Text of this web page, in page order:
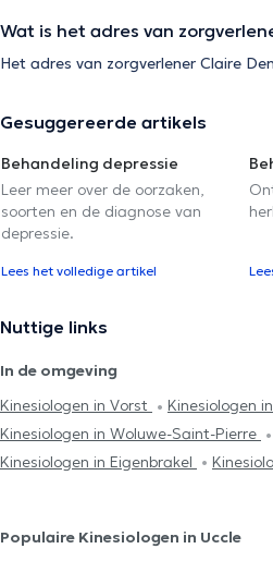
Wat is het adres van
Het adres van zorgverlener Claire
Gesuggereerde artikels
Behandeling depressie
Leer meer over de oorzaken,
soorten en de diagnose van
depressie.
Lees het volledige artikel
Nuttige links
In de omgeving
Kinesiologen in Vorst
Kinesiologen
Kinesiologen in Woluwe-Saint-Pierre
Kinesiologen in Eigenbrakel
Populaire Kinesiologen in Uccle